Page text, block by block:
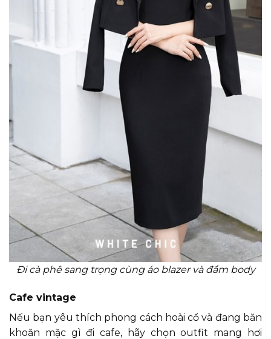
Đi cà phê sang trọng cùng áo blazer và đầm body
Cafe vintage
Nếu bạn yêu thích phong cách hoài cổ và đang băn
khoăn mặc gì đi cafe, hãy chọn outfit mang hơi